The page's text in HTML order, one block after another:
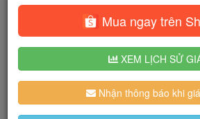
Tìm kiếm
Người dùng đang quan tâm đến 🔥...
Mua ngay trên
XEM LỊCH SỬ
Nhận thông báo khi